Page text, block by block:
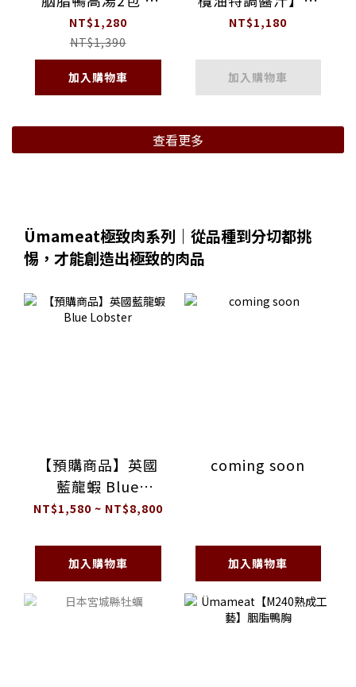
1855-Choice嫩肩
里肌牛肉片2盒 (適
合2-3人)
NT$1,280
NT$1,390
加入購物車
譜食材箱
NT$1,180
加入購物車
查看更多
Ümameat極致肉系列｜從品種到分切都挑
惕，才能創造出極致的肉品
【預購商品】英國
藍龍蝦 Blue
Lobster
NT$1,580 ~ NT$8,800
加入購物車
coming soon
加入購物車